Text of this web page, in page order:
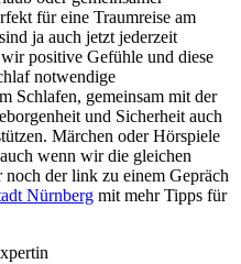
für eine Traumreise am
ja auch jetzt jederzeit
positive Gefühle und diese
notwendige
Schlafen, gemeinsam mit der
und Sicherheit auch
Märchen oder Hörspiele
wenn wir die gleichen
der link zu einem Gepräch
Nürnberg mit mehr Tipps für